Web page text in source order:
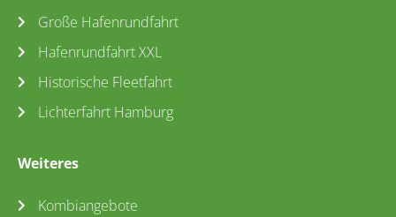
Große Hafenrundfahrt
Hafenrundfahrt XXL
Historische Fleetfahrt
Lichterfahrt Hamburg
Weiteres
Kombiangebote